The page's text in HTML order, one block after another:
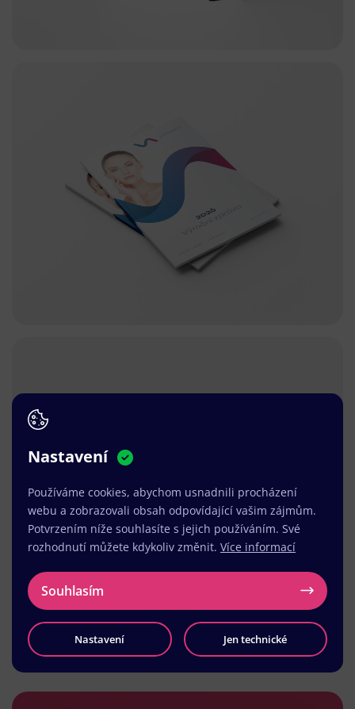
Načíst další
Nastavení
Používáme cookies, abychom usnadnili procházení
webu a zobrazovali obsah odpovídající vašim zájmům.
Potvrzením níže souhlasíte s jejich používáním. Své
rozhodnutí můžete kdykoliv změnit. Více informací
Souhlasím
Nastavení Jen technické